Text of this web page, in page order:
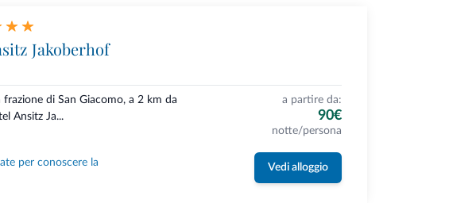
Jakoberhof
frazione di San Giacomo, a 2 km da
Ansitz Ja...
a partire da:
90€
notte/persona
per conoscere la
Vedi alloggio